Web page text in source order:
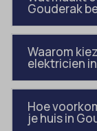
Gouderak
Waarom
elektricien
Hoe
je huis in
et-editor-available-
et-pb-recent-
et-pb-recent-
gdpr_consent
googtrans
amp_*
av_tunnel
borlabs-cookie
cato_fw_inet